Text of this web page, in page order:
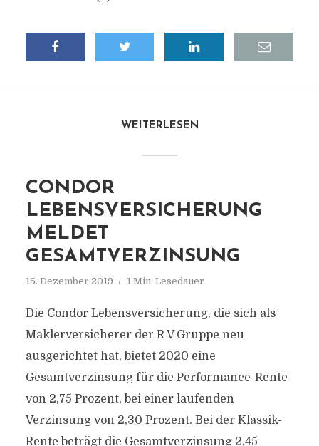
WEITERLESEN
CONDOR
LEBENSVERSICHERUNG
MELDET
GESAMTVERZINSUNG
15. Dezember 2019 1 Min. Lesedauer
Die Condor Lebensversicherung, die sich als
Maklerversicherer der R V Gruppe neu
ausgerichtet hat, bietet 2020 eine
Gesamtverzinsung für die Performance-Rente
von 2,75 Prozent, bei einer laufenden
Verzinsung von 2,30 Prozent. Bei der Klassik-
Rente beträgt die Gesamtverzinsung 2,45